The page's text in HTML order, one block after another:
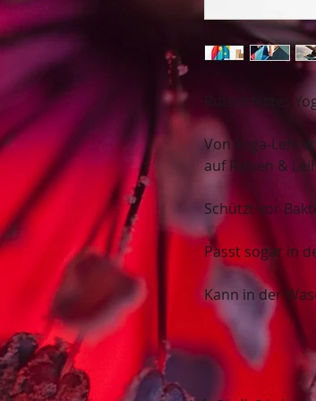
Rutschfestes
Von Yoga-
auf Reisen &
Schützt vor
Passt sogar in
Kann in der